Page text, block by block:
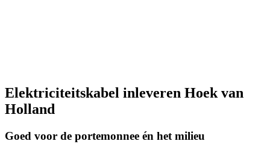
Elektriciteitskabel inleveren Hoek van
Holland
Goed voor de portemonnee én het milieu